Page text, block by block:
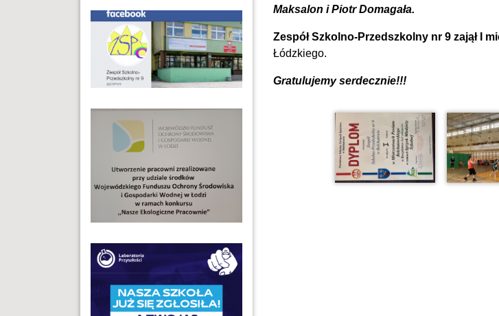
Maksalon i Piotr Domagała.
Zespół Szkolno-Przedszkolny nr 9 zajął I
Łódzkiego.
Gratulujemy serdecznie!!!